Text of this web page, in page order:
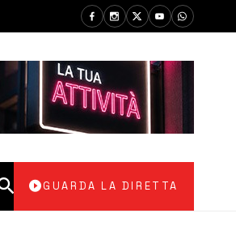
GUARDA LA DIRETTA